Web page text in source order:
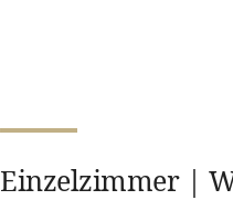
Einzelzimmer |